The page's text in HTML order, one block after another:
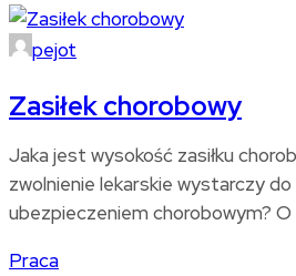
pejot
Zasiłek chorobowy
Jaka jest wysokość zasiłku
zwolnienie lekarskie wystarczy do
ubezpieczeniem chorobowym? O
Praca